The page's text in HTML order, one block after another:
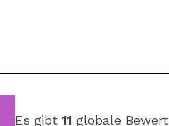
Es gibt 11 globale